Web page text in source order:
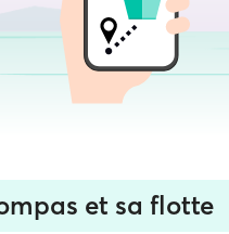
et sa flotte